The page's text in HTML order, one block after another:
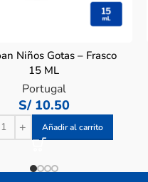
Niños Gotas – Frasco
15 ML
Portugal
S/10.50
Añadir al carrito